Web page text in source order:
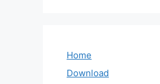
Home
Download